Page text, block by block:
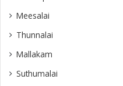
Meesalai
Thunnalai
Mallakam
Suthumalai